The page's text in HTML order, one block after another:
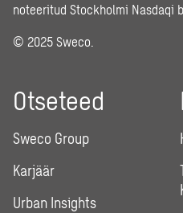
noteeritud Stockholmi Nasdaqi
© 2025 Sweco.
Otseteed
Sweco Group
Karjäär
Urban Insights